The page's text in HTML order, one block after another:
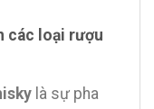
các loại rượu
là sự pha